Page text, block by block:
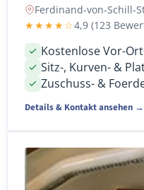
Ferdinand-von-Schill-
★★★★☆4,9 (123
Kostenlose Vor-
Sitz-, Kurven- &
Zuschuss- &
Details & Kontakt ansehen →